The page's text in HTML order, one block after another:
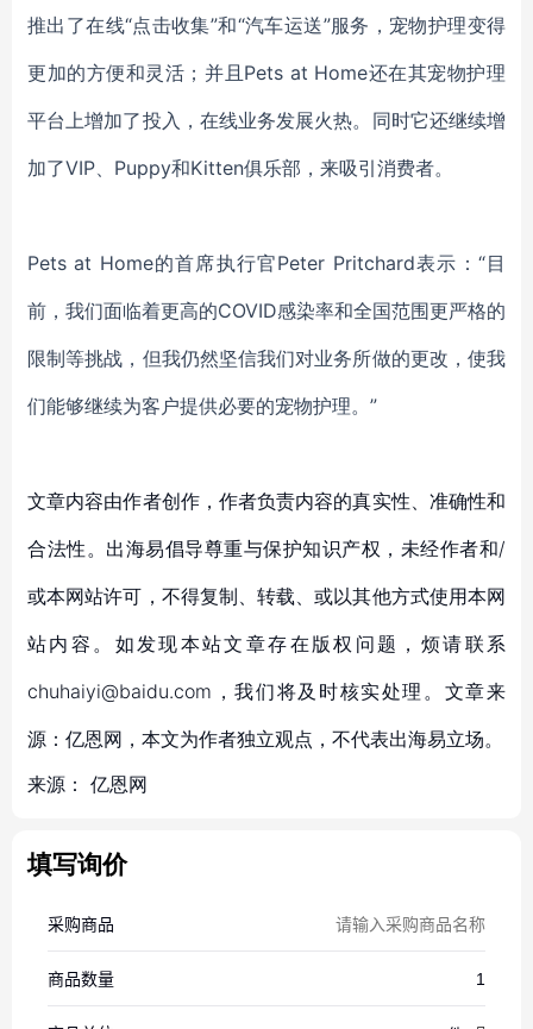
推出了在线“点击收集”和“汽车运送”服务，宠物护理变得
更加的方便和灵活 ； 并且 Pets at Home还在其宠物护理
平台上增加了投入 ， 在线业务发展火热。 同时它还继续增
加了VIP、 Puppy和Kitten俱乐部， 来吸引消费者。
Pets at Home的首席执行官Peter Pritchard表示： “目
前，我们面临着更高的COVID感染率和全国范围更严格的
限制等挑战， 但我仍然坚信我们对业务所做的更改，使我
们能够继续为客户提供必要的宠物护理。 ”
文章内容由作者创作，作者负责内容的真实性、准确性和
合法性。出海易倡导尊重与保护知识产权，未经作者和/
或本网站许可，不得复制、转载、或以其他方式使用本网
站内容。如发现本站文章存在版权问题，烦请联系
chuhaiyi@baidu.com，我们将及时核实处理。文章来
源：亿恩网，本文为作者独立观点，不代表出海易立场。
来源： 亿恩网
填写询价